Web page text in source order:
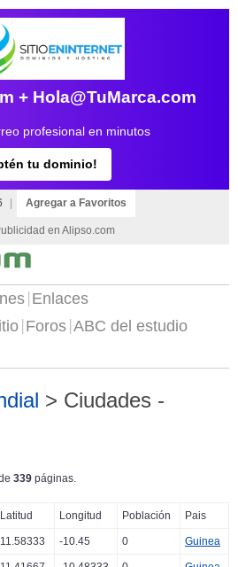
+ Hola@TuMarca.com
profesional en minutos
tu dominio!
Agregar a Favoritos
en Alipso.com
Enlaces
Foros ABC del estudio
> Ciudades -
339 páginas.
Latitud Longitud Población Pais
11.58333 -10.45 0 Guinea